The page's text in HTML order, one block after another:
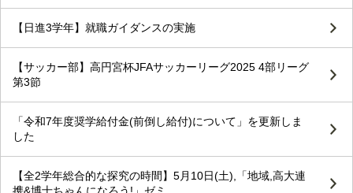
【日進3学年】就職ガイダンスの実施
【サッカー部】高円宮杯JFAサッカーリーグ2025 4部リーグ
第3節
「令和7年度奨学給付金(前倒し給付)について」を更新しま
した
【全2学年総合的な探究の時間】5月10日(土),「地域,高大連